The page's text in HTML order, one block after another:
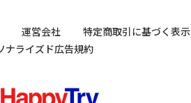
運営会社
特定商取引に基づく表示
ナライズド広告規約